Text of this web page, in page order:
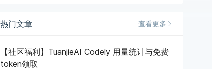
热门文章 查看更多
【社区福利】TuanjieAI Codely 用量统计与免费
token领取